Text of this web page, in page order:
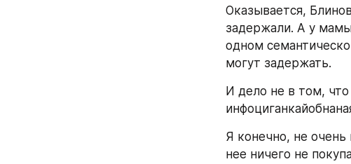
Оказывается,
задержали. А у мамы
одном
могут задержать.
И дело не в том,
Я конечно, не очень
нее ничего не